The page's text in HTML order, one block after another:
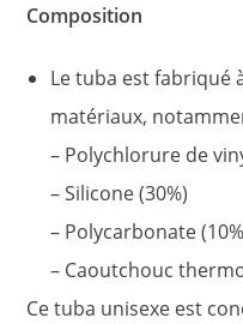
Composition
Le tuba est fabriqué
matériaux,
– Polychlorure de
– Silicone (30%)
– Polycarbonate
– Caoutchouc
Ce tuba unisexe est